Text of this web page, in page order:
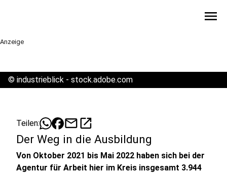
menu
Anzeige
© industrieblick - stock.adobe.com
Teilen: mailopen_in_new
Der Weg in die Ausbildung
Von Oktober 2021 bis Mai 2022 haben sich bei der
Agentur für Arbeit hier im Kreis insgesamt 3.944